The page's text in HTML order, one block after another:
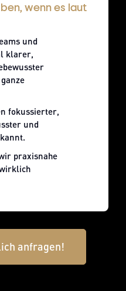
wenn es laut
und
klarer,
fokussierter,
und
praxisnahe
anfragen!